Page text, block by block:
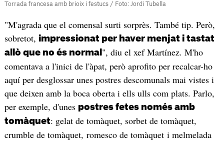
Torrada francesa amb brioix i festucs / Foto: Jordi Tubella
"M'agrada que el comensal surti sorprès. També tip. Però,
sobretot, impressionat per haver menjat i tastat
allò que no és normal ", diu el xef Martínez. M'ho
comentava a l'inici de l'àpat, però aprofito per recalcar-ho
aquí per desglossar unes postres descomunals mai vistes i
que deixen amb la boca oberta i ells ulls com plats. Parlo,
per exemple, d'unes postres fetes només amb
tomàquet: gelat de tomàquet, sorbet de tomàquet,
crumble de tomàquet, romesco de tomàquet i melmelada